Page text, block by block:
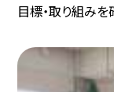
目標・取り組みを